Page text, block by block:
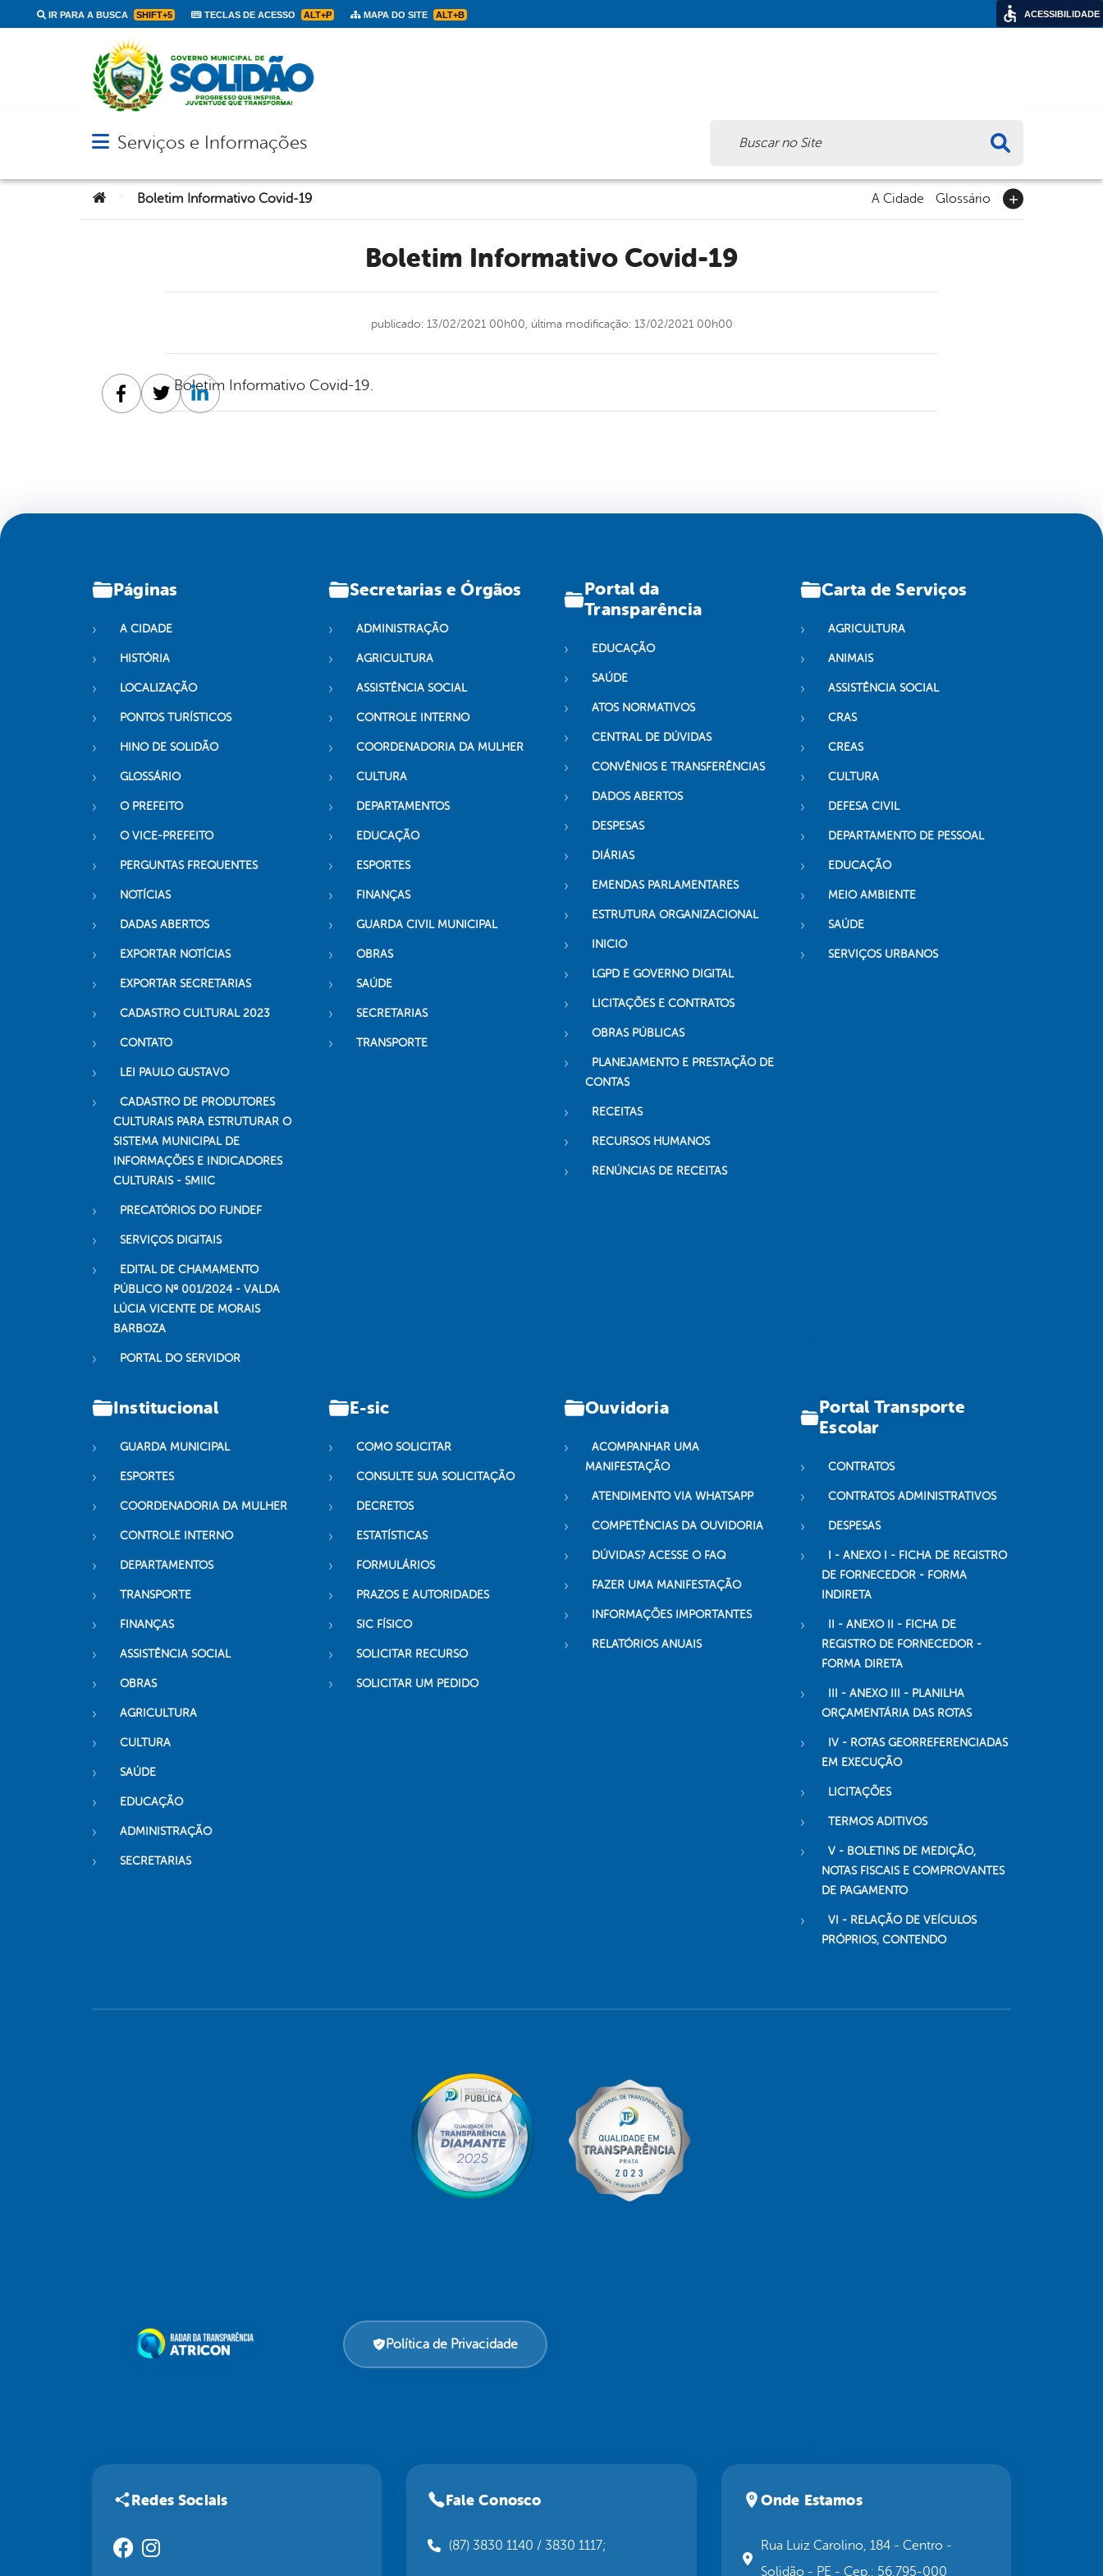
IR PARA A BUSCA SHIFT+5 TECLAS DE ACESSO ALT+P MAPA DO SITE ALT+B
Abrir menu principal de navegação
Serviços e Informações
Você está aqui:Boletim Informativo Covid-19 A Cidade Glossário
Boletim Informativo Covid-19
publicado: 13/02/2021 00h00, última modificação: 13/02/2021 00h00
Boletim Informativo Covid-19.
Facebook
TwitterLinkedin
Páginas
A CIDADE
HISTÓRIA
LOCALIZAÇÃO
PONTOS TURÍSTICOS
HINO DE SOLIDÃO
GLOSSÁRIO
O PREFEITO
O VICE-PREFEITO
PERGUNTAS FREQUENTES
NOTÍCIAS
DADAS ABERTOS
EXPORTAR NOTÍCIAS
EXPORTAR SECRETARIAS
CADASTRO CULTURAL 2023
CONTATO
LEI PAULO GUSTAVO
CADASTRO DE PRODUTORES
CULTURAIS PARA ESTRUTURAR O
SISTEMA MUNICIPAL DE
INFORMAÇÕES E INDICADORES
CULTURAIS - SMIIC
PRECATÓRIOS DO FUNDEF
SERVIÇOS DIGITAIS
EDITAL DE CHAMAMENTO
PÚBLICO Nº 001/2024 - VALDA
LÚCIA VICENTE DE MORAIS
BARBOZA
PORTAL DO SERVIDOR
Secretarias e Órgãos
ADMINISTRAÇÃO
AGRICULTURA
ASSISTÊNCIA SOCIAL
CONTROLE INTERNO
COORDENADORIA DA MULHER
CULTURA
DEPARTAMENTOS
EDUCAÇÃO
ESPORTES
FINANÇAS
GUARDA CIVIL MUNICIPAL
OBRAS
SAÚDE
SECRETARIAS
TRANSPORTE
Portal da
Transparência
EDUCAÇÃO
SAÚDE
ATOS NORMATIVOS
CENTRAL DE DÚVIDAS
CONVÊNIOS E TRANSFERÊNCIAS
DADOS ABERTOS
DESPESAS
DIÁRIAS
EMENDAS PARLAMENTARES
ESTRUTURA ORGANIZACIONAL
INICIO
LGPD E GOVERNO DIGITAL
LICITAÇÕES E CONTRATOS
OBRAS PÚBLICAS
PLANEJAMENTO E PRESTAÇÃO DE
CONTAS
RECEITAS
RECURSOS HUMANOS
RENÚNCIAS DE RECEITAS
Carta de Serviços
AGRICULTURA
ANIMAIS
ASSISTÊNCIA SOCIAL
CRAS
CREAS
CULTURA
DEFESA CIVIL
DEPARTAMENTO DE PESSOAL
EDUCAÇÃO
MEIO AMBIENTE
SAÚDE
SERVIÇOS URBANOS
Institucional
GUARDA MUNICIPAL
ESPORTES
COORDENADORIA DA MULHER
CONTROLE INTERNO
DEPARTAMENTOS
TRANSPORTE
FINANÇAS
ASSISTÊNCIA SOCIAL
OBRAS
AGRICULTURA
CULTURA
SAÚDE
EDUCAÇÃO
ADMINISTRAÇÃO
SECRETARIAS
E-sic
COMO SOLICITAR
CONSULTE SUA SOLICITAÇÃO
DECRETOS
ESTATÍSTICAS
FORMULÁRIOS
PRAZOS E AUTORIDADES
SIC FÍSICO
SOLICITAR RECURSO
SOLICITAR UM PEDIDO
Ouvidoria
ACOMPANHAR UMA
MANIFESTAÇÃO
ATENDIMENTO VIA WHATSAPP
COMPETÊNCIAS DA OUVIDORIA
DÚVIDAS? ACESSE O FAQ
FAZER UMA MANIFESTAÇÃO
INFORMAÇÕES IMPORTANTES
RELATÓRIOS ANUAIS
Portal Transporte
Escolar
CONTRATOS
CONTRATOS ADMINISTRATIVOS
DESPESAS
I - ANEXO I - FICHA DE REGISTRO
DE FORNECEDOR - FORMA
INDIRETA
II - ANEXO II - FICHA DE
REGISTRO DE FORNECEDOR -
FORMA DIRETA
III - ANEXO III - PLANILHA
ORÇAMENTÁRIA DAS ROTAS
IV - ROTAS GEORREFERENCIADAS
EM EXECUÇÃO
LICITAÇÕES
TERMOS ADITIVOS
V - BOLETINS DE MEDIÇÃO,
NOTAS FISCAIS E COMPROVANTES
DE PAGAMENTO
VI - RELAÇÃO DE VEÍCULOS
PRÓPRIOS, CONTENDO
Política de Privacidade
Redes Sociais Fale Conosco
(87) 3830 1140 / 3830 1117;
Onde Estamos
Rua Luiz Carolino, 184 - Centro -
Solidão - PE - Cep.: 56.795-000
ACESSIBILIDADE